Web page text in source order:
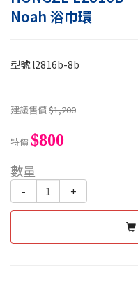
Noah 浴巾環
型號l2816b-8b
建議售價$1,200
特價$800
數量
- +